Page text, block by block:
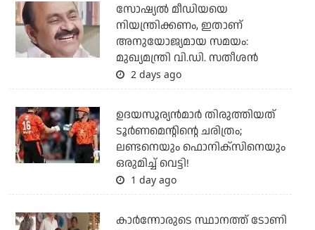
സോഷ്യല്‍ മീഡിയയെ
നിയന്ത്രിക്കണം, ഇതാണ്
അനുയോജ്യമായ സമയം:
മുഖ്യമന്ത്രി വി.ഡി. സതീശന്‍
2 days ago
ഉദയസൂര്യന്‍മാര്‍ തിരുത്തിയത്
ടൂര്‍ണമെന്റിന്റെ ചരിത്രം;
ലണ്ടനെയും ഫൊനിക്‌സിനെയും
ഒരുമിച്ച് വെട്ടി!
1 day ago
കാര്‍ന്നോരുടെ സ്ഥാനത്ത് ടോണി